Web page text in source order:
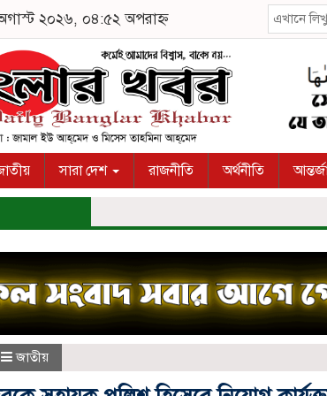
২০২৬, ০৪:৫২ অপরাহ্ন
সারা দেশ রাজনীতি অর্থনীতি
জাতীয়